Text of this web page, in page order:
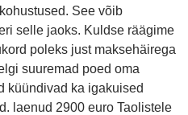
See võib
selle jaoks. Kuldse räägime
poleks just maksehäirega
suuremad poed oma
küündivad ka igakuised
laenud 2900 euro Taolistele